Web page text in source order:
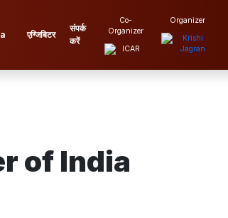
एग्जिबिटर
संपर्क
करें
Co-
Organizer
Organizer
of India